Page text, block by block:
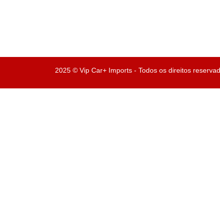
2025 © Vip Car+ Imports - Todos os direitos